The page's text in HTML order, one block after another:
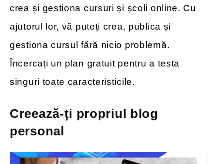
crea și gestiona cursuri și școli online. Cu
ajutorul lor, vă puteți crea, publica și
gestiona cursul fără nicio problemă.
Încercați un plan gratuit pentru a testa
singuri toate caracteristicile.
Creează-ți propriul blog
personal